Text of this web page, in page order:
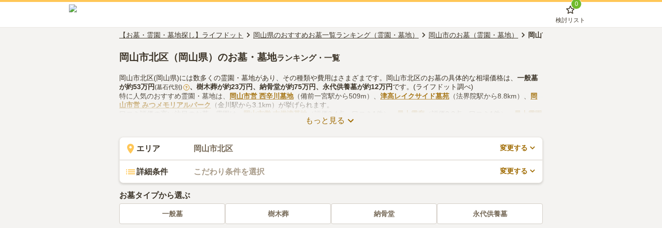
0
検討リスト
【お墓・霊園・墓地探し】ライフドット 岡山県のおすすめお墓一覧ランキング（霊園・墓地） 岡山市のお墓（霊園・墓地） 岡山市北区のお墓（霊園・墓地）
岡山市北区（岡山県）のお墓・墓地ランキング・一覧
岡山市北区(岡山県)には数多くの霊園・墓地があり、その種類や費用はさまざまです。岡山市北区のお墓の具体的な相場価格は、 一般墓
が約53万円(墓石代別) ? 、 樹木葬が約23万円、 納骨堂が約75万円、 永代供養墓が約12万円です。(ライフドット調べ)
特に人気のおすすめ霊園・墓地は、 岡山市営 西辛川墓地（備前一宮駅から509m）、 津高レイクサイド墓苑 （法界院駅から8.8km）、 岡
山市営 みつメモリアルパーク
（金川駅から3.1km）が挙げられます。
岡山市営 吉備津墓地 最上霊廟
最上霊園
での供花やお線香の入手方法などを考慮して選ぶとよいでしょう。資料請求や見学予約が無料でできますので、活用してみてください。
もっと見る
エリア 岡山市北区 変更する
詳細条件 こだわり条件を選択 変更する
お墓タイプから選ぶ
一般墓 樹木葬 納骨堂 永代供養墓